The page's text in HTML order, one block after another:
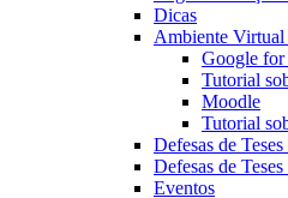
Dicas
Ambiente Virtual
Google for
Tutorial
Moodle
Tutorial
Defesas de
Defesas de
Eventos